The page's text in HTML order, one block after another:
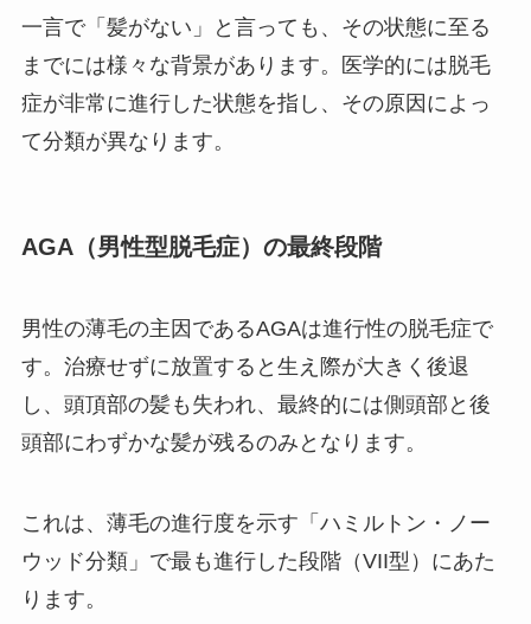
一言で「髪がない」と言っても、その状態に至る
までには様々な背景があります。医学的には脱毛
症が非常に進行した状態を指し、その原因によっ
て分類が異なります。
AGA（男性型脱毛症）の最終段階
男性の薄毛の主因であるAGAは進行性の脱毛症で
す。治療せずに放置すると生え際が大きく後退
し、頭頂部の髪も失われ、最終的には側頭部と後
頭部にわずかな髪が残るのみとなります。
これは、薄毛の進行度を示す「ハミルトン・ノー
ウッド分類」で最も進行した段階（VII型）にあた
ります。